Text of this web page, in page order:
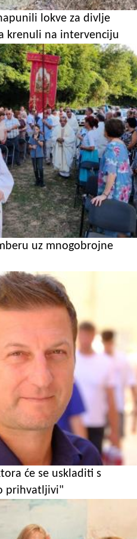
lokve za divlje
krenuli na intervenciju
uz mnogobrojne
će se uskladiti s
prihvatljivi"